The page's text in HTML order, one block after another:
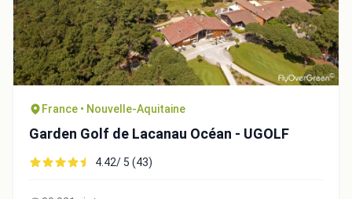
France • Nouvelle-Aquitaine
Garden Golf de Lacanau Océan - UGOLF
4.42/ 5 (43)